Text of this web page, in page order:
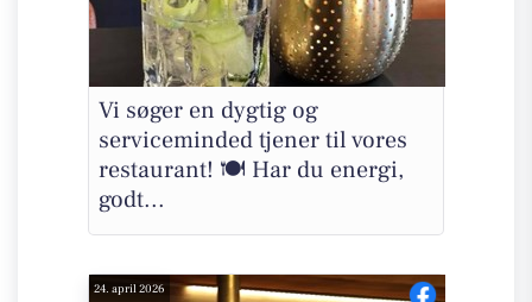
Vi søger en dygtig og
serviceminded tjener til vores
restaurant! 🍽️ Har du energi,
godt...
24. april 2026